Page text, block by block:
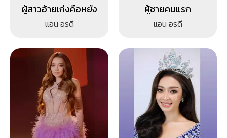
ผู้สาวอ้ายเก่งคือหยัง
แอน อรดี
ผู้ชายคนแรก
แอน อรดี